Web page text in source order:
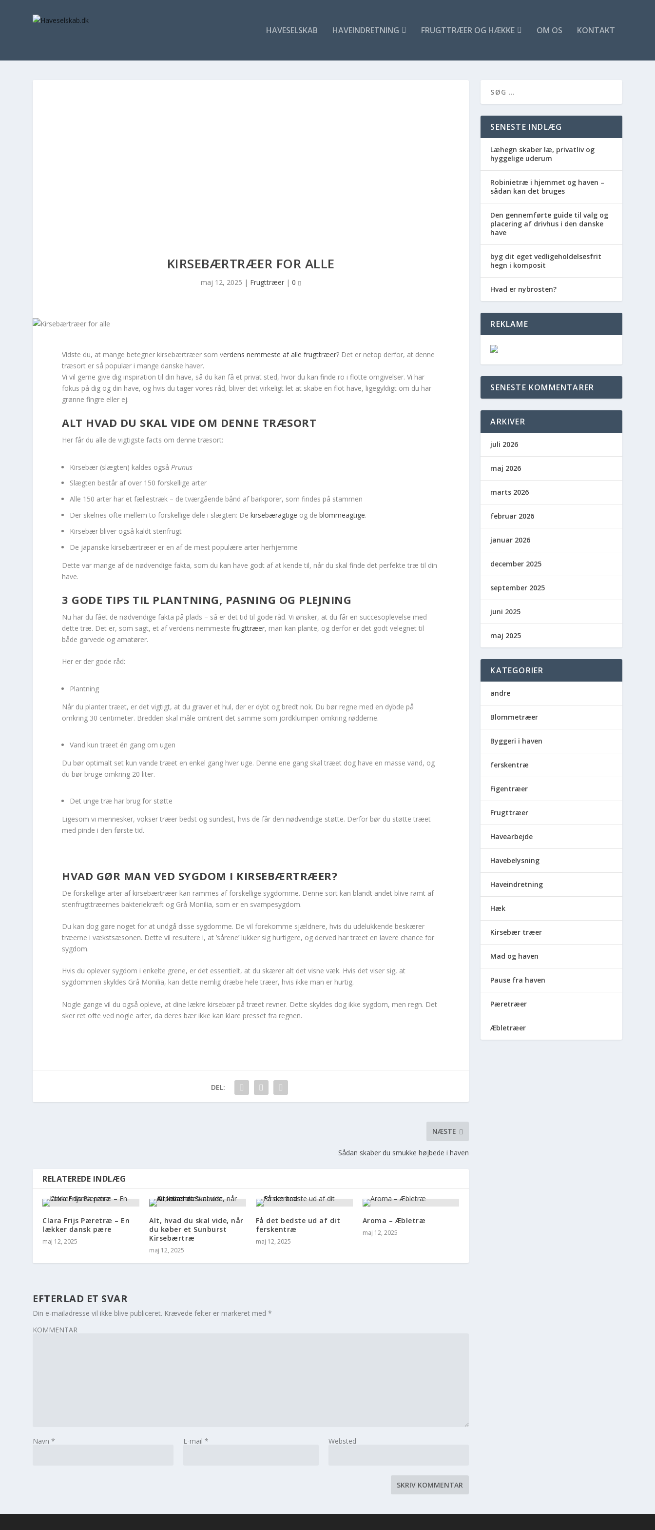
HAVESELSKAB HAVEINDRETNING FRUGTTRÆER OG HÆKKE OM OS KONTAKT
KIRSEBÆRTRÆER FOR ALLE
maj 12, 2025 | Frugttræer| 0
Vidste du, at mange betegner kirsebærtræer som verdens nemmeste af alle frugttræer? Det er netop derfor, at denne
træsort er så populær i mange danske haver.
Vi vil gerne give dig inspiration til din have, så du kan få et privat sted, hvor du kan finde ro i flotte omgivelser. Vi har
fokus på dig og din have, og hvis du tager vores råd, bliver det virkeligt let at skabe en flot have, ligegyldigt om du har
grønne fingre eller ej.
ALT HVAD DU SKAL VIDE OM DENNE TRÆSORT
Her får du alle de vigtigste facts om denne træsort:
Kirsebær (slægten) kaldes også Prunus
Slægten består af over 150 forskellige arter
Alle 150 arter har et fællestræk – de tværgående bånd af barkporer, som findes på stammen
Der skelnes ofte mellem to forskellige dele i slægten: Dekirsebæragtige og deblommeagtige.
Kirsebær bliver også kaldt stenfrugt
De japanske kirsebærtræer er en af de mest populære arter herhjemme
Dette var mange af de nødvendige fakta, som du kan have godt af at kende til, når du skal finde det perfekte træ til din
have.
3 GODE TIPS TIL PLANTNING, PASNING OG PLEJNING
Nu har du fået de nødvendige fakta på plads – så er det tid til gode råd. Vi ønsker, at du får en succesoplevelse med
dette træ. Det er, som sagt, et af verdens nemmestefrugttræer, man kan plante, og derfor er det godt velegnet til
både garvede og amatører.
Her er der gode råd:
Plantning
Når du planter træet, er det vigtigt, at du graver et hul, der er dybt og bredt nok. Du bør regne med en dybde på
omkring 30 centimeter. Bredden skal måle omtrent det samme som jordklumpen omkring rødderne.
Vand kun træet én gang om ugen
Du bør optimalt set kun vande træet en enkel gang hver uge. Denne ene gang skal træet dog have en masse vand, og
du bør bruge omkring 20 liter.
Det unge træ har brug for støtte
Ligesom vi mennesker, vokser træer bedst og sundest, hvis de får den nødvendige støtte. Derfor bør du støtte træet
med pinde i den første tid.
HVAD GØR MAN VED SYGDOM I KIRSEBÆRTRÆER?
De forskellige arter af kirsebærtræer kan rammes af forskellige sygdomme. Denne sort kan blandt andet blive ramt af
stenfrugttræernes bakteriekræft og Grå Monilia, som er en svampesygdom.
Du kan dog gøre noget for at undgå disse sygdomme. De vil forekomme sjældnere, hvis du udelukkende beskærer
træerne i vækstsæsonen. Dette vil resultere i, at ’sårene’ lukker sig hurtigere, og derved har træet en lavere chance for
sygdom.
Hvis du oplever sygdom i enkelte grene, er det essentielt, at du skærer alt det visne væk. Hvis det viser sig, at
sygdommen skyldes Grå Monilia, kan dette nemlig dræbe hele træer, hvis ikke man er hurtig.
Nogle gange vil du også opleve, at dine lækre kirsebær på træet revner. Dette skyldes dog ikke sygdom, men regn. Det
sker ret ofte ved nogle arter, da deres bær ikke kan klare presset fra regnen.
DEL:
NÆSTE
Sådan skaber du smukke højbede i haven
RELATEREDE INDLÆG
Clara Frijs Pæretræ – En
lækker dansk pære
maj 12, 2025
Alt, hvad du skal vide, når
du køber et Sunburst
Kirsebærtræ
maj 12, 2025
Få det bedste ud af dit
ferskentræ
maj 12, 2025
Aroma – Æbletræ
maj 12, 2025
EFTERLAD ET SVAR
Din e-mailadresse vil ikke blive publiceret. Krævede felter er markeret med*
KOMMENTAR
Navn* E-mail * Websted
SENESTE INDLÆG
Læhegn skaber læ, privatliv og
hyggelige uderum
Robinietræ i hjemmet og haven –
sådan kan det bruges
Den gennemførte guide til valg og
placering af drivhus i den danske
have
byg dit eget vedligeholdelsesfrit
hegn i komposit
Hvad er nybrosten?
REKLAME
SENESTE KOMMENTARER
ARKIVER
juli 2026
maj 2026
marts 2026
februar 2026
januar 2026
december 2025
september 2025
juni 2025
maj 2025
KATEGORIER
andre
Blommetræer
Byggeri i haven
ferskentræ
Figentræer
Frugttræer
Havearbejde
Havebelysning
Haveindretning
Hæk
Kirsebær træer
Mad og haven
Pause fra haven
Pæretræer
Æbletræer